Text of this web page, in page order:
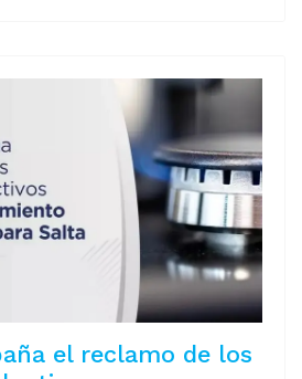
el reclamo de los